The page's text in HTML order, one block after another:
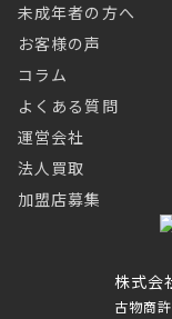
株式会
古物商
未成年者の方へ
お客様の声
コラム
よくある質問
運営会社
法人買取
加盟店募集